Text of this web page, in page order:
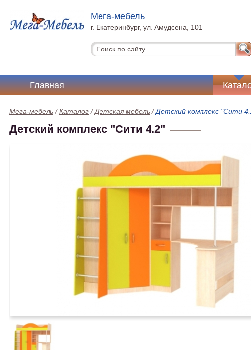
Мега-мебель
г. Екатеринбург, ул. Амудсена, 101
Главная
Мега-мебель /Каталог /Детская мебель /Детский комплекс "Сити
Детский комплекс "Сити 4.2"